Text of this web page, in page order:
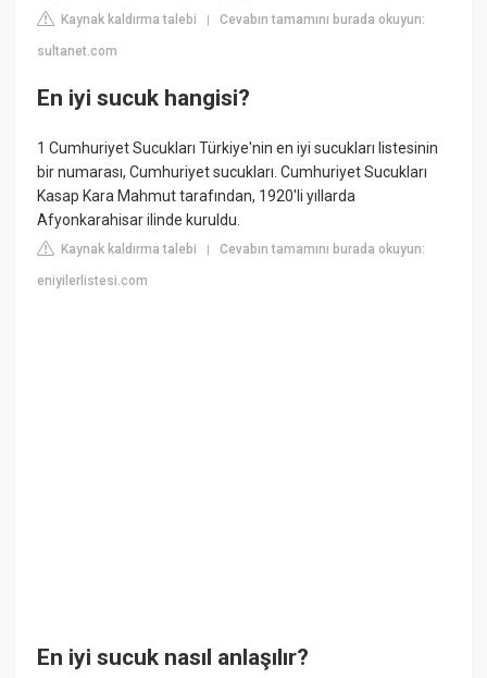
Kaynak kaldırma talebi |Cevabın tamamını burada okuyun:
sultanet.com
En iyi sucuk hangisi?
1 Cumhuriyet Sucukları Türkiye'nin en iyi sucukları listesinin
bir numarası, Cumhuriyet sucukları. Cumhuriyet Sucukları
Kasap Kara Mahmut tarafından, 1920'li yıllarda
Afyonkarahisar ilinde kuruldu.
Kaynak kaldırma talebi |Cevabın tamamını burada okuyun:
eniyilerlistesi.com
En iyi sucuk nasıl anlaşılır?